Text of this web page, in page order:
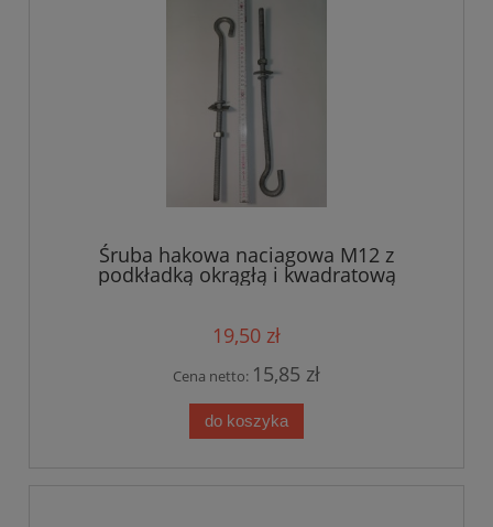
Śruba hakowa naciagowa M12 z
podkładką okrągłą i kwadratową
(SHM12/38)
19,50 zł
Cena netto: 15,85 zł
do koszyka